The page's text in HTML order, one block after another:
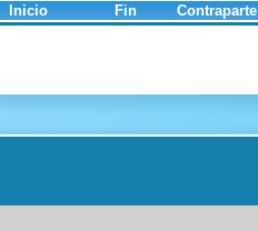
Inicio Fin Contraparte